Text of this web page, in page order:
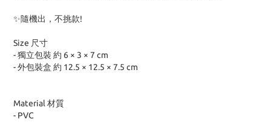
✨️隨機出，不挑款!
Size 尺寸
- 獨立包裝 約 6 × 3 × 7 cm
- 外包裝盒 約 12.5 × 12.5 × 7.5 cm
Material 材質
- PVC